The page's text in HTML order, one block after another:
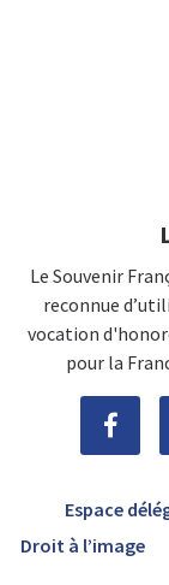
Le Souvenir
reconnue
vocation
pour la
Espace
Droit à l’image